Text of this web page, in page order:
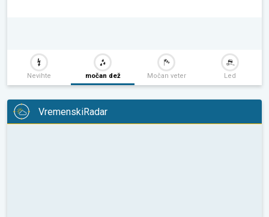
Nevihte močan dež Močan veter Led
VremenskiRadar